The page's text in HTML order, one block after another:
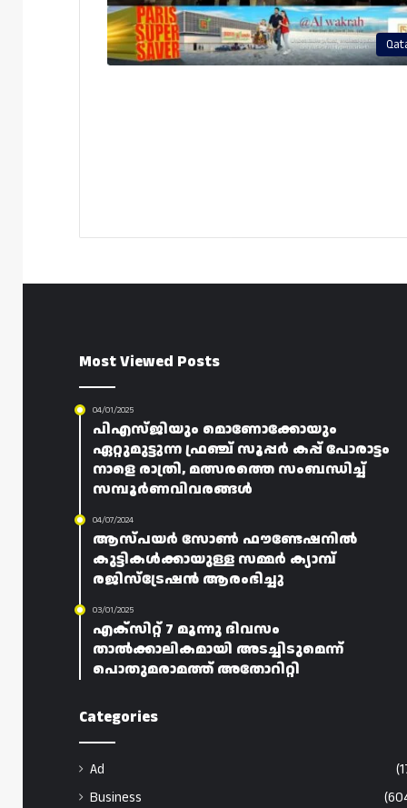
Most Viewed Posts
04/01/2025
പിഎസ്‌ജിയും മൊണോക്കോയും
ഏറ്റുമുട്ടുന്ന ഫ്രഞ്ച് സൂപ്പർ കപ്പ് പോരാട്ടം
നാളെ രാത്രി, മത്സരത്തെ സംബന്ധിച്ച്
സമ്പൂർണവിവരങ്ങൾ
04/07/2024
ആസ്പയർ സോൺ ഫൗണ്ടേഷനിൽ
കുട്ടികൾക്കായുള്ള സമ്മർ ക്യാമ്പ്
രജിസ്‌ട്രേഷൻ ആരംഭിച്ചു
03/01/2025
എക്‌സിറ്റ് 7 മൂന്നു ദിവസം
താൽക്കാലികമായി അടച്ചിടുമെന്ന്
പൊതുമരാമത്ത് അതോറിറ്റി
Categories
Ad
Business